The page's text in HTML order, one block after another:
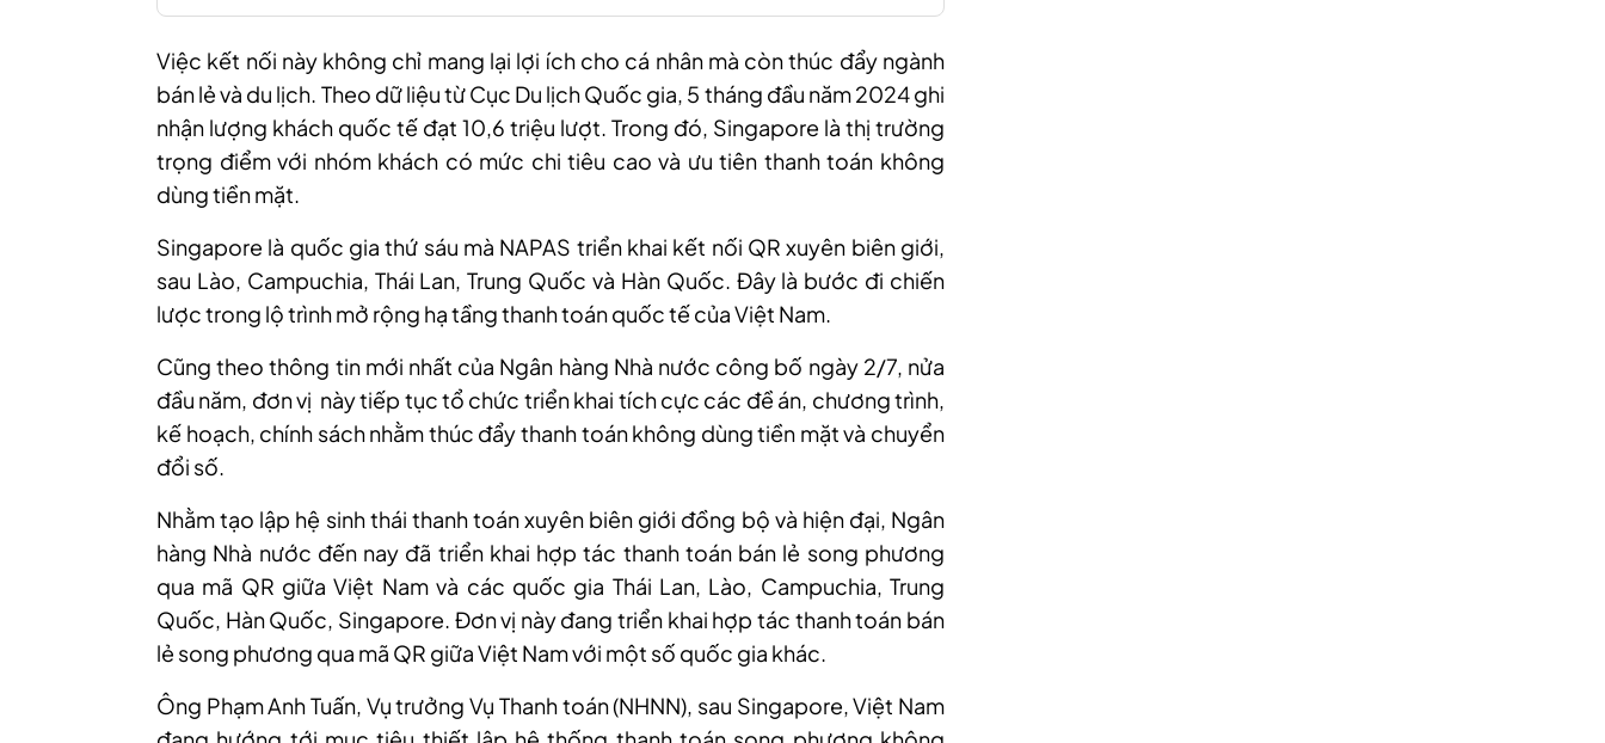
Việc kết nối này không chỉ mang lại lợi ích cho cá nhân mà còn thúc đẩy ngành
bán lẻ và du lịch. Theo dữ liệu từ Cục Du lịch Quốc gia, 5 tháng đầu năm 2024 ghi
nhận lượng khách quốc tế đạt 10,6 triệu lượt. Trong đó, Singapore là thị trường
trọng điểm với nhóm khách có mức chi tiêu cao và ưu tiên thanh toán không
dùng tiền mặt.
Singapore là quốc gia thứ sáu mà NAPAS triển khai kết nối QR xuyên biên giới,
sau Lào, Campuchia, Thái Lan, Trung Quốc và Hàn Quốc. Đây là bước đi chiến
lược trong lộ trình mở rộng hạ tầng thanh toán quốc tế của Việt Nam.
Cũng theo thông tin mới nhất của Ngân hàng Nhà nước công bố ngày 2/7, nửa
đầu năm, đơn vị này tiếp tục tổ chức triển khai tích cực các đề án, chương trình,
kế hoạch, chính sách nhằm thúc đẩy thanh toán không dùng tiền mặt và chuyển
đổi số.
Nhằm tạo lập hệ sinh thái thanh toán xuyên biên giới đồng bộ và hiện đại, Ngân
hàng Nhà nước đến nay đã triển khai hợp tác thanh toán bán lẻ song phương
qua mã QR giữa Việt Nam và các quốc gia Thái Lan, Lào, Campuchia, Trung
Quốc, Hàn Quốc, Singapore. Đơn vị này đang triển khai hợp tác thanh toán bán
lẻ song phương qua mã QR giữa Việt Nam với một số quốc gia khác.
Ông Phạm Anh Tuấn, Vụ trưởng Vụ Thanh toán (NHNN), sau Singapore, Việt Nam